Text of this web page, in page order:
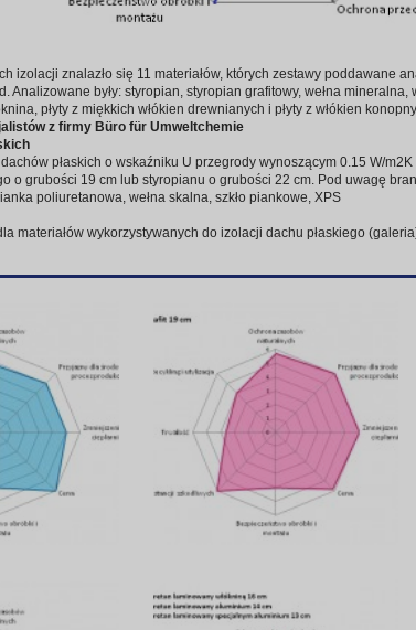
izolacji znalazło się 11 materiałów, których zestawy poddawane
Analizowane były: styropian, styropian grafitowy, wełna mineralna,
płyty z miękkich włókien drewnianych i płyty z włókien
z firmy Büro für Umweltchemie
płaskich o wskaźniku U przegrody wynoszącym 0.15 W/
o grubości 19 cm lub styropianu o grubości 22 cm. Pod uwagę
poliuretanowa, wełna skalna, szkło piankowe, XPS
materiałów wykorzystywanych do izolacji dachu płaskiego